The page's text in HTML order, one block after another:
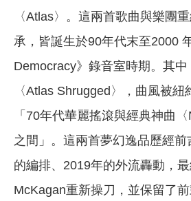
〈Atlas〉。這兩首歌曲與樂團
承，皆誕生於90年代末至2000
Democracy》錄音室時期。其中
〈Atlas Shrugged〉，曲風被
「70年代華麗搖滾與經典神曲〈
之間」。這兩首夢幻逸品歷經
的編排、2019年的外流轟動，
McKagan重新操刀，並保留了